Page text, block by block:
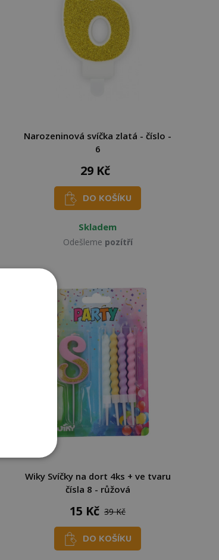
Narozeninová svíčka zlatá - číslo -
6
29 Kč
DO KOŠÍKU
Skladem
Odešleme pozítří
Wiky Svíčky na dort 4ks + ve tvaru
čísla 8 - růžová
15 Kč 39 Kč
DO KOŠÍKU